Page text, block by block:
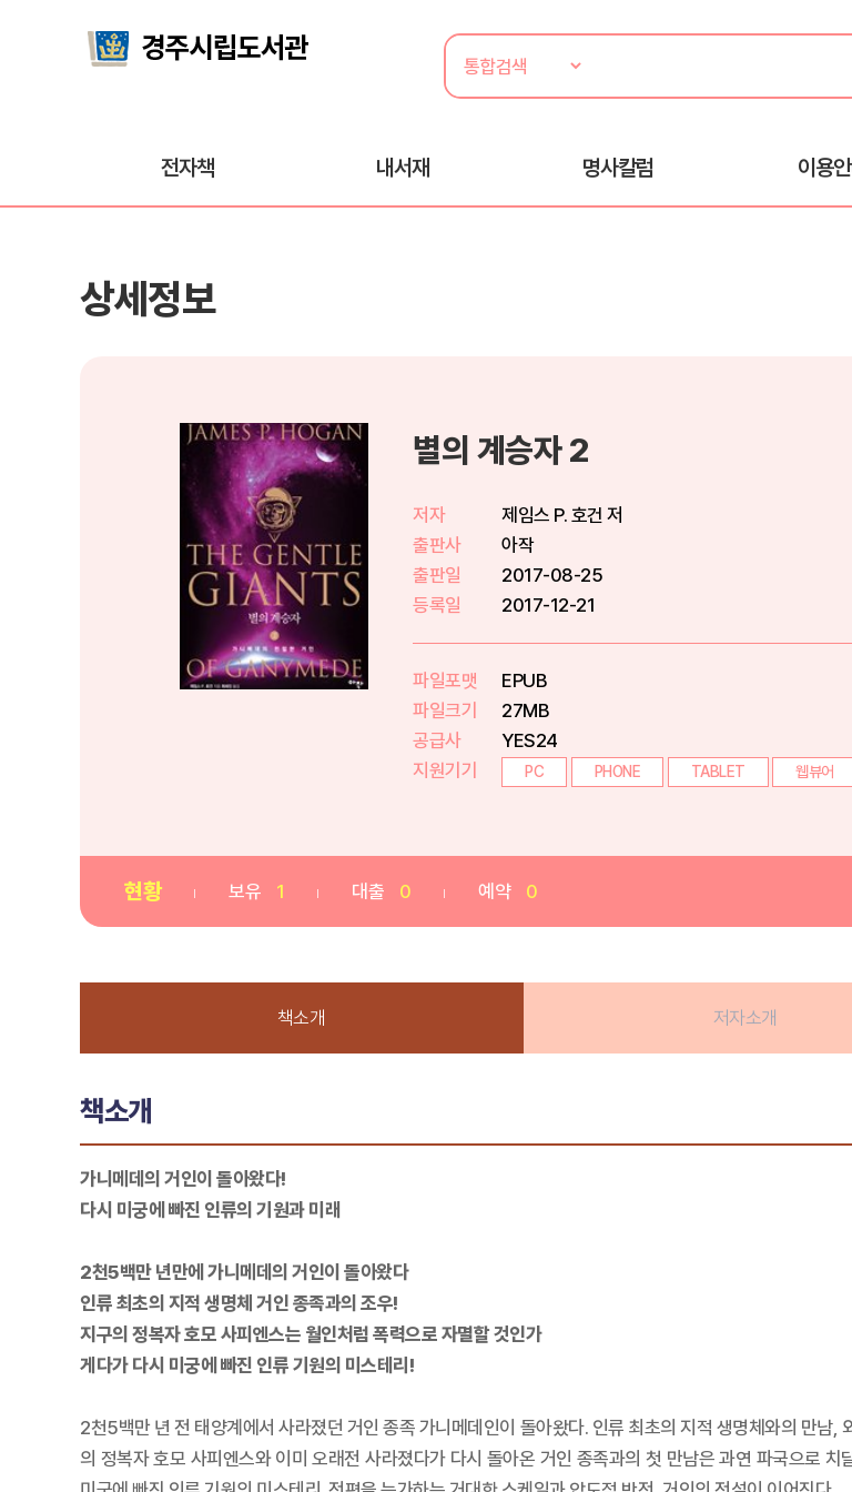
전자책 내서재 명사칼럼 이용
상세정보
별의 계승자 2
저자
제임스 P. 호건 저
출판사
아작
출판일
2017-08-25
등록일
2017-12-21
파일포맷
EPUB
파일크기
27MB
공급사
YES24
지원기기
PC PHONE TABLET 웹뷰어
현황 보유 1 대출 0 예약 0
책소개 저자소개
책소개
가니메데의 거인이 돌아왔다!
다시 미궁에 빠진 인류의 기원과 미래
2천5백만 년만에 가니메데의 거인이 돌아왔다
인류 최초의 지적 생명체 거인 종족과의 조우!
지구의 정복자 호모 사피엔스는 월인처럼 폭력으로 자멸할 것인가
게다가 다시 미궁에 빠진 인류 기원의 미스테리!
2천5백만 년 전 태양계에서 사라졌던 거인 종족 가니메데인이 돌아왔다. 인류 최초의 지적 생명체와의 만
의 정복자 호모 사피엔스와 이미 오래전 사라졌다가 다시 돌아온 거인 종족과의 첫 만남은 과연 파국으로